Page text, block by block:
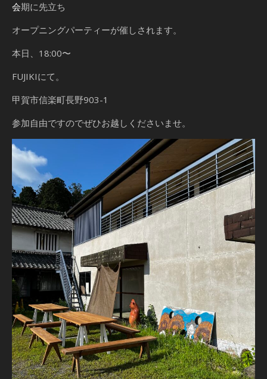
会期に先立ち
オープニングパーティーが催しされます。
本日、18:00〜
FUJIKIにて。
甲賀市信楽町長野903-1
参加自由ですのでぜひお越しくださいませ。